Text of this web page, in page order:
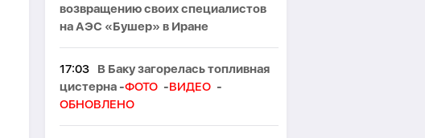
возвращению своих специалистов
на АЭС «Бушер» в Иране
17:03
В Баку загорелась топливная
цистерна -ФОТО -ВИДЕО -
ОБНОВЛЕНО